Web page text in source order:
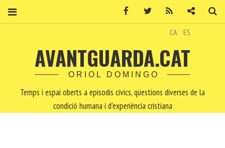
CA ES
AVANTGUARDA.CAT
ORIOL DOMINGO
Temps i espai oberts a episodis cívics, qüestions diverses de la
condició humana i d'experiència cristiana
Facebook Twitter Contacte